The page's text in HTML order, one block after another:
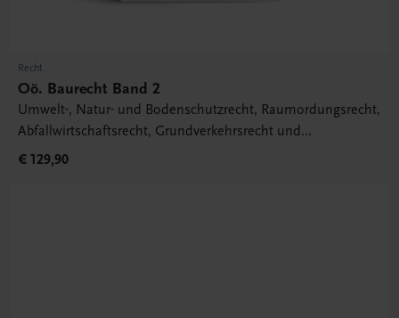
Recht
Oö. Baurecht Band 2
Umwelt-, Natur- und Bodenschutzrecht, Raumordungsrecht,
Abfallwirtschaftsrecht, Grundverkehrsrecht und
Straßenrecht
€ 129,90